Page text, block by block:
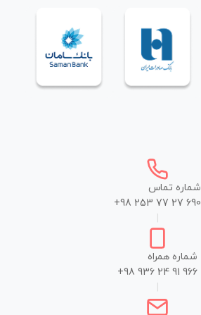
شماره تماس
+98 253 77 27 690
شماره همراه
+98 936 24 91 966